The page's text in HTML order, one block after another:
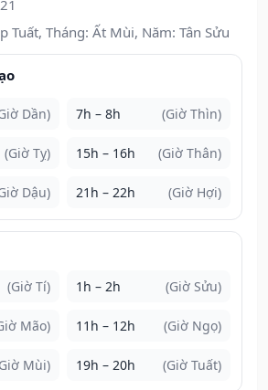
Tuất, Tháng: Ất Mùi, Năm: Tân Sửu
Dần) 7h – 8h (Giờ Thìn)
(Giờ Tỵ) 15h – 16h (Giờ Thân)
Dậu) 21h – 22h (Giờ Hợi)
(Giờ Tí) 1h – 2h (Giờ Sửu)
Mão) 11h – 12h (Giờ Ngọ)
Mùi) 19h – 20h (Giờ Tuất)